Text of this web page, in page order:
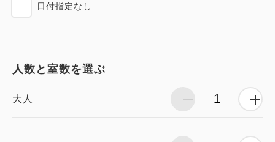
日付指定なし
人数と室数を選ぶ
大人